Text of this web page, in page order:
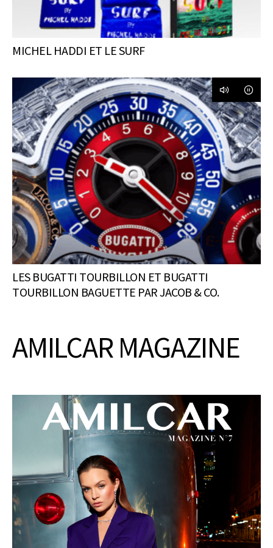
MICHEL HADDI ET LE SURF
LES BUGATTI TOURBILLON ET BUGATTI
TOURBILLON BAGUETTE PAR JACOB & CO.
AMILCAR MAGAZINE